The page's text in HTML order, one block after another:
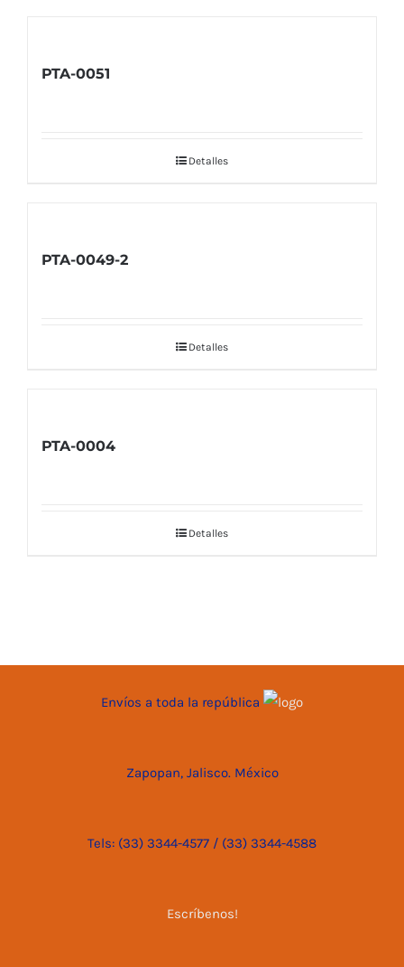
PTA-0051
Detalles
PTA-0049-2
Detalles
PTA-0004
Detalles
Envíos a toda la república
Zapopan, Jalisco. México
Tels: (33) 3344-4577 / (33) 3344-4588
Escríbenos!